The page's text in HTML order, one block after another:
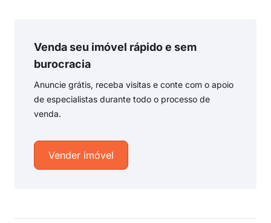
Venda seu imóvel rápido e sem
burocracia
Anuncie grátis, receba visitas e conte com o apoio
de especialistas durante todo o processo de
venda.
Vender imóvel